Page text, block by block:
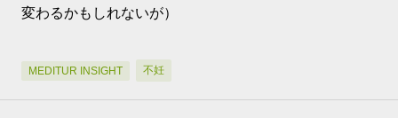
変わるかもしれないが）
MEDITUR INSIGHT 不妊